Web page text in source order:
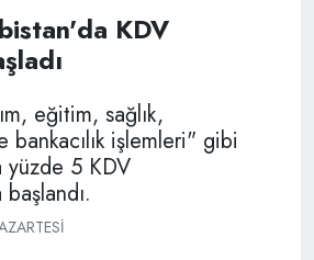
KDV
eğitim, sağlık,
bankacılık işlemleri" gibi
yüzde 5 KDV
başlandı.